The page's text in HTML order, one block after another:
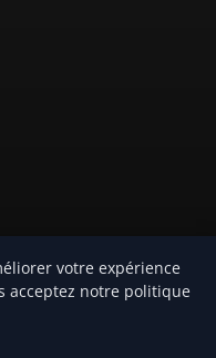
droits réservés.
votre expérience
acceptez notre politique